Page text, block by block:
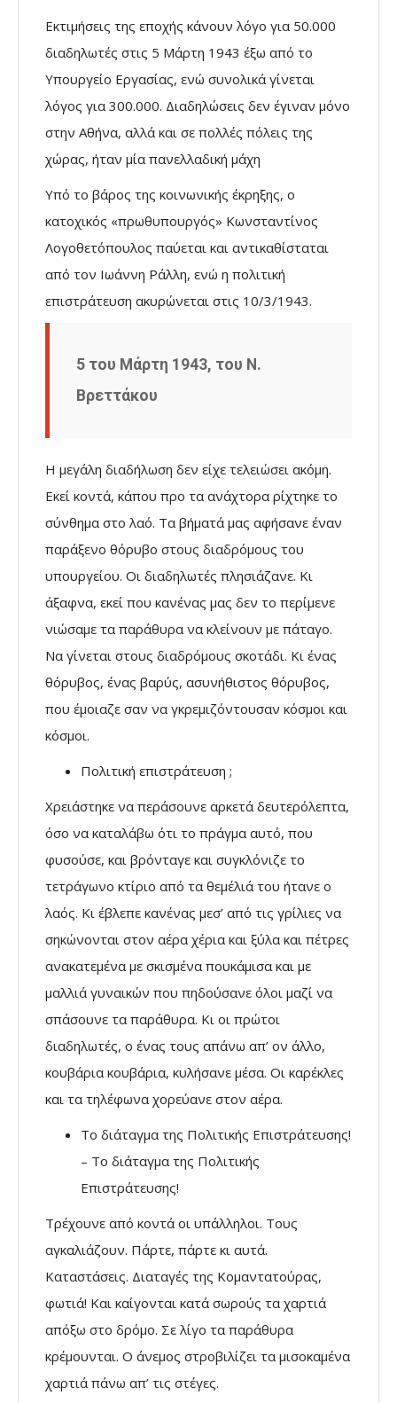
Εκτιμήσεις της εποχής κάνουν λόγο για 50.000
διαδηλωτές στις 5 Μάρτη 1943 έξω από το
Υπουργείο Εργασίας, ενώ συνολικά γίνεται
λόγος για 300.000. Διαδηλώσεις δεν έγιναν μόνο
στην Αθήνα, αλλά και σε πολλές πόλεις της
χώρας, ήταν μία πανελλαδική μάχη
Υπό το βάρος της κοινωνικής έκρηξης, ο
κατοχικός «πρωθυπουργός» Κωνσταντίνος
Λογοθετόπουλος παύεται και αντικαθίσταται
από τον Ιωάννη Ράλλη, ενώ η πολιτική
επιστράτευση ακυρώνεται στις 10/3/1943.
5 του Μάρτη 1943, του Ν.
Βρεττάκου
Η μεγάλη διαδήλωση δεν είχε τελειώσει ακόμη.
Εκεί κοντά, κάπου προ τα ανάχτορα ρίχτηκε το
σύνθημα στο λαό. Τα βήματά μας αφήσανε έναν
παράξενο θόρυβο στους διαδρόμους του
υπουργείου. Οι διαδηλωτές πλησιάζανε. Κι
άξαφνα, εκεί που κανένας μας δεν το περίμενε
νιώσαμε τα παράθυρα να κλείνουν με πάταγο.
Να γίνεται στους διαδρόμους σκοτάδι. Κι ένας
θόρυβος, ένας βαρύς, ασυνήθιστος θόρυβος,
που έμοιαζε σαν να γκρεμιζόντουσαν κόσμοι και
κόσμοι.
Πολιτική επιστράτευση ;
Χρειάστηκε να περάσουνε αρκετά δευτερόλεπτα,
όσο να καταλάβω ότι το πράγμα αυτό, που
φυσούσε, και βρόνταγε και συγκλόνιζε το
τετράγωνο κτίριο από τα θεμέλιά του ήτανε ο
λαός. Κι έβλεπε κανένας μεσ’ από τις γρίλιες να
σηκώνονται στον αέρα χέρια και ξύλα και πέτρες
ανακατεμένα με σκισμένα πουκάμισα και με
μαλλιά γυναικών που πηδούσανε όλοι μαζί να
σπάσουνε τα παράθυρα. Κι οι πρώτοι
διαδηλωτές, ο ένας τους απάνω απ’ ον άλλο,
κουβάρια κουβάρια, κυλήσανε μέσα. Οι καρέκλες
και τα τηλέφωνα χορεύανε στον αέρα.
Το διάταγμα της Πολιτικής Επιστράτευσης!
– Το διάταγμα της Πολιτικής
Επιστράτευσης!
Τρέχουνε από κοντά οι υπάλληλοι. Τους
αγκαλιάζουν. Πάρτε, πάρτε κι αυτά.
Καταστάσεις. Διαταγές της Κομαντατούρας,
φωτιά! Και καίγονται κατά σωρούς τα χαρτιά
απόξω στο δρόμο. Σε λίγο τα παράθυρα
κρέμουνται. Ο άνεμος στροβιλίζει τα μισοκαμένα
χαρτιά πάνω απ’ τις στέγες.